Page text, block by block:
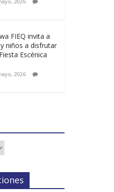
FIEQ invita a
niños a disfrutar
Escénica
2026